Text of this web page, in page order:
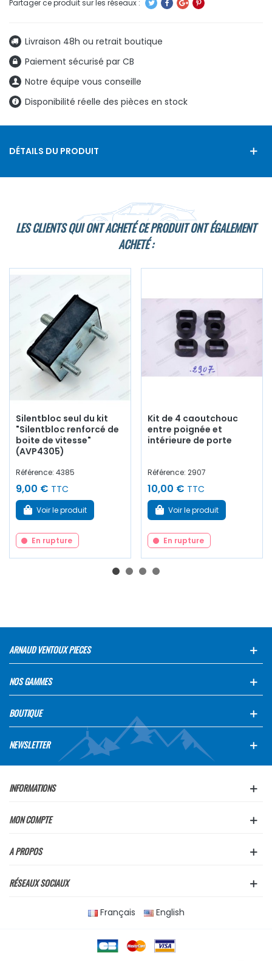
Livraison 48h ou retrait boutique
Paiement sécurisé par CB
Notre équipe vous conseille
Disponibilité réelle des pièces en stock
DÉTAILS DU PRODUIT
LES CLIENTS QUI ONT ACHETÉ CE PRODUIT ONT ÉGALEMENT
ACHETÉ :
Silentbloc seul du kit
"Silentbloc renforcé de
boite de vitesse"
(AVP4305)
Référence: 4385
9,00 € TTC
Voir le produit
En rupture
Kit de 4 caoutchouc
entre poignée et
intérieure de porte
Référence: 2907
10,00 € TTC
Voir le produit
En rupture
ARNAUD VENTOUX PIECES
NOS GAMMES
BOUTIQUE
NEWSLETTER
INFORMATIONS
MON COMPTE
A PROPOS
RÉSEAUX SOCIAUX
Français English